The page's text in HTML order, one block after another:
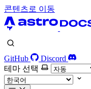
콘텐츠로 이동
GitHub
Discord
테마 선택